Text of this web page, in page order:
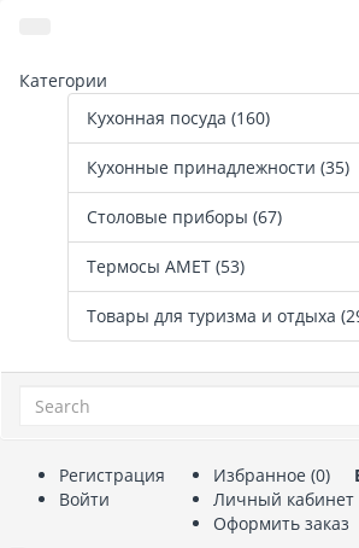
Категории
Кухонная посуда (160)
Кухонные принадлежности (35)
Столовые приборы (67)
Термосы АМЕТ (53)
Товары для туризма и отдыха
Регистрация
Войти
Избранное (0)
Личный кабинет
Оформить заказ